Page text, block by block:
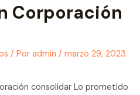
Corporación
/ Por admin / marzo 29, 2023
consolidar Lo prometido